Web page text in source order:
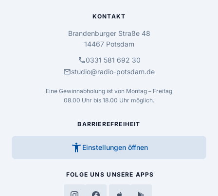
KONTAKT
Brandenburger Straße 48
14467 Potsdam
call0331 581 692 30
mailstudio@radio-potsdam.de
Eine Gewinnabholung ist von Montag – Freitag
08.00 Uhr bis 18.00 Uhr möglich.
BARRIEREFREIHEIT
accessibility_new Einstellungen öffnen
FOLGE UNS UNSERE APPS